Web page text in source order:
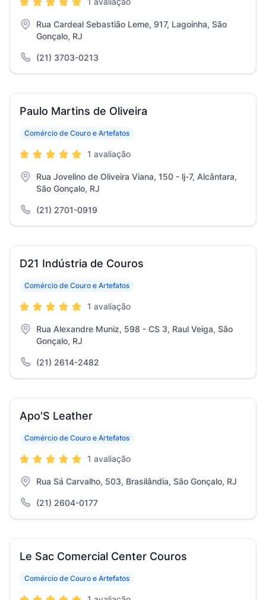
Rua Cardeal Sebastião Leme, 917, Lagoinha, São
Gonçalo, RJ
(21) 3703-0213
Paulo Martins de Oliveira
Comércio de Couro e Artefatos
1 avaliação
Rua Jovelino de Oliveira Viana, 150 - lj-7, Alcântara,
São Gonçalo, RJ
(21) 2701-0919
D21 Indústria de Couros
Comércio de Couro e Artefatos
1 avaliação
Rua Alexandre Muniz, 598 - CS 3, Raul Veiga, São
Gonçalo, RJ
(21) 2614-2482
Apo'S Leather
Comércio de Couro e Artefatos
1 avaliação
Rua Sá Carvalho, 503, Brasilândia, São Gonçalo, RJ
(21) 2604-0177
Le Sac Comercial Center Couros
Comércio de Couro e Artefatos